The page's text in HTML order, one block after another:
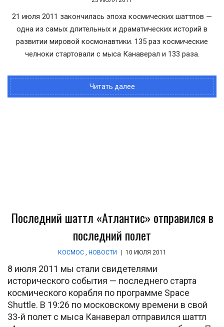
21 июля 2011 закончилась эпоха космических шаттлов —
одна из самых длительных и драматических историй в
развитии мировой космонавтики. 135 раз космические
челноки стартовали с мыса Канаверал и 133 раза.
Читать далее
Последний шаттл «Атлантис» отправился в
последний полет
КОСМОС, НОВОСТИ 10 ИЮЛЯ 2011
8 июля 2011 мы стали свидетелями
исторического события — последнего старта
космического корабля по программе Space
Shuttle. В 19:26 по московскому времени в свой
33-й полет с мыса Канаверал отправился шаттл